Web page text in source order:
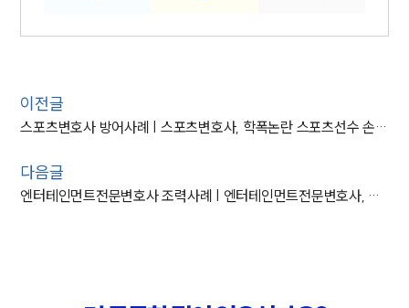
이전글
스포츠변호사 방어사례 | 스포츠변호사, 학폭논란 스포츠선수 손해배상 소송 방어
다음글
엔터테인먼트전문변호사 조력사례 | 엔터테인먼트전문변호사, 연예기획사 업무방해 고소 방어해 불기소로 종결